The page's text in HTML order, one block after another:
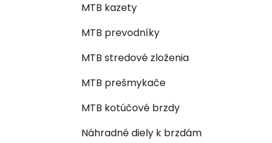
MTB kazety
MTB prevodníky
MTB stredové zloženia
MTB prešmykače
MTB kotúčové brzdy
Náhradné diely k brzdám